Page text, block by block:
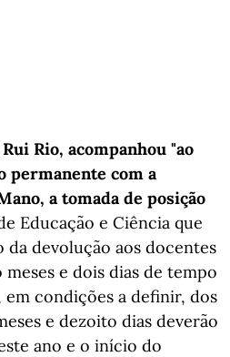
Rui Rio, acompanhou "ao
permanente com a
a tomada de posição
Educação e Ciência que
da devolução aos docentes
e dois dias de tempo
condições a definir, dos
e dezoito dias deverão
ano e o início do